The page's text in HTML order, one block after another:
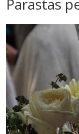
Parastas
Octombrie